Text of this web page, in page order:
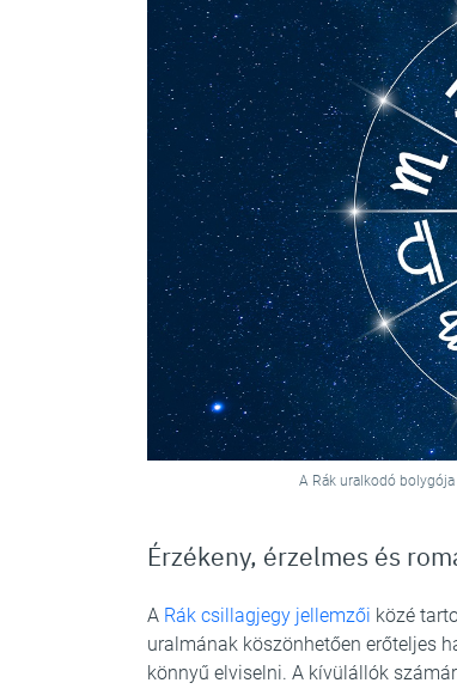
A Rák uralkodó
Érzékeny, érzelmes és
A Rák csillagjegy jellemzői közé
uralmának köszönhetően erőteljes
könnyű elviselni. A kívülállók